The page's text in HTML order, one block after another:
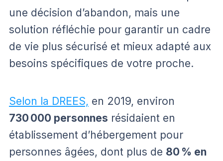
une décision d’abandon, mais une
solution réfléchie pour garantir un cadre
de vie plus sécurisé et mieux adapté aux
besoins spécifiques de votre proche.
Selon la DREES, en 2019, environ
730 000 personnes résidaient en
établissement d’hébergement pour
personnes âgées, dont plus de 80 % en